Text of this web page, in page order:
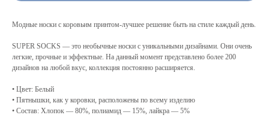
Модные носки с коровьим принтом-лучшее решение быть на стиле каждый день.
SUPER SOCKS — это необычные носки с уникальными дизайнами. Они очень
легкие, прочные и эффектные. На данный момент представлено более 200
дизайнов на любой вкус, коллекция постоянно расширяется.
• Цвет: Белый
• Пятнышки, как у коровки, расположены по всему изделию
• Состав: Хлопок — 80%, полиамид — 15%, лайкра — 5%